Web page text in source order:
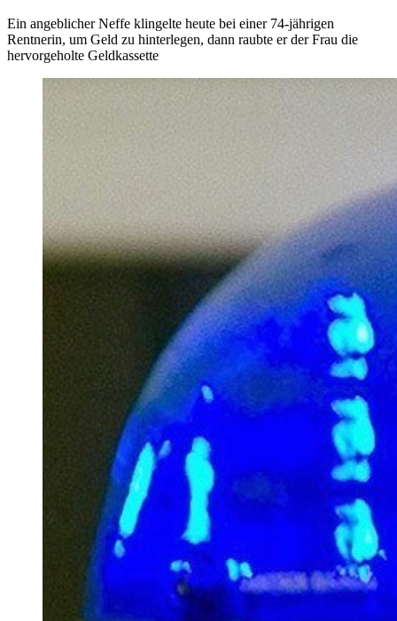
Ein angeblicher Neffe klingelte heute bei einer 74-jährigen
Rentnerin, um Geld zu hinterlegen, dann raubte er der Frau die
hervorgeholte Geldkassette